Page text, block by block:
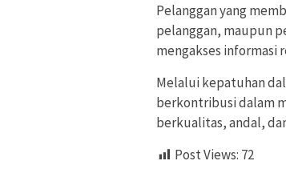
Pelanggan yang
pelanggan, maupun
mengakses informasi
Melalui kepatuhan
berkontribusi dalam
berkualitas, andal,
Post Views: 72